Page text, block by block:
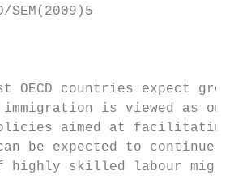
SEM(2009)5
countries expect
immigration is viewed as one
aimed at facilitating
be expected to continue.
of highly skilled labour